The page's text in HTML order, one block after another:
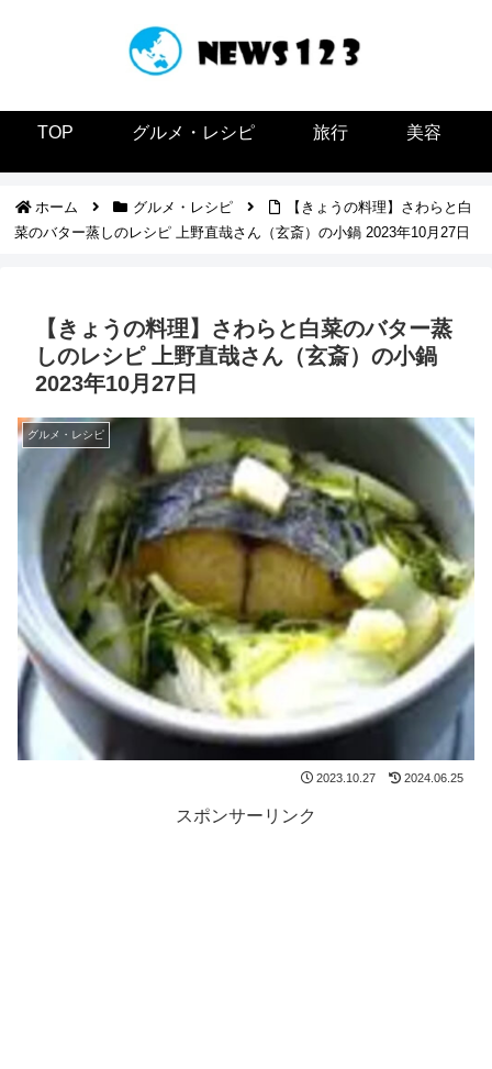
TOP グルメ・レシピ 旅行 美容
ホーム グルメ・レシピ
【きょうの料理】さわらと白
菜のバター蒸しのレシピ 上野直哉さん（玄斎）の小鍋 2023年10月27日
【きょうの料理】さわらと白菜のバター蒸
しのレシピ 上野直哉さん（玄斎）の小鍋
2023年10月27日
グルメ・レシピ
2023.10.27 2024.06.25
スポンサーリンク